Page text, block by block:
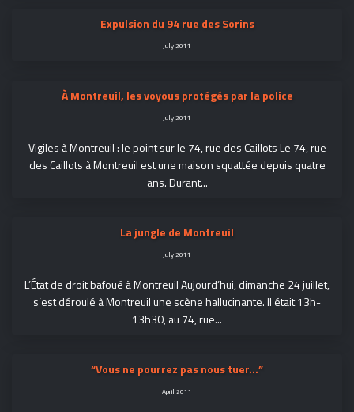
Expulsion du 94 rue des Sorins
July 2011
À Montreuil, les voyous protégés par la police
July 2011
Vigiles à Montreuil : le point sur le 74, rue des Caillots Le 74, rue
des Caillots à Montreuil est une maison squattée depuis quatre
ans. Durant...
La jungle de Montreuil
July 2011
L’État de droit bafoué à Montreuil Aujourd’hui, dimanche 24 juillet,
s’est déroulé à Montreuil une scène hallucinante. Il était 13h-
13h30, au 74, rue...
“Vous ne pourrez pas nous tuer…”
April 2011